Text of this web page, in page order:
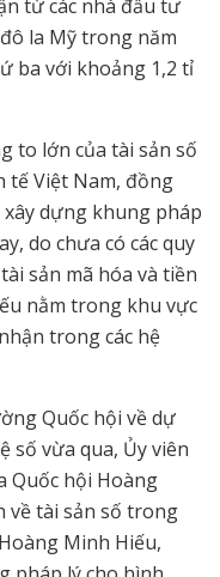
từ các nhà đầu tư
la Mỹ trong năm
ba với khoảng 1,2 tỉ
to lớn của tài sản số
tế Việt Nam, đồng
dựng khung pháp
do chưa có các quy
sản mã hóa và tiền
nằm trong khu vực
trong các hệ
Quốc hội về dự
số vừa qua, Ủy viên
Quốc hội Hoàng
về tài sản số trong
Minh Hiếu,